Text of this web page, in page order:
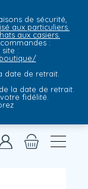
de sécurité,
aux particuliers.
aux casiers.
:
:
date de retrait.
la date de retrait.
fidélité.